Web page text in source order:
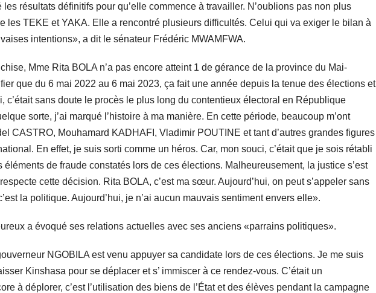
résultats définitifs pour qu’elle commence à travailler. N’oublions pas non plus
les TEKE et YAKA. Elle a rencontré plusieurs difficultés. Celui qui va exiger le bilan à
intentions», a dit le sénateur Frédéric MWAMFWA.
Mme Rita BOLA n’a pas encore atteint 1 de gérance de la province du Mai-
que du 6 mai 2022 au 6 mai 2023, ça fait une année depuis la tenue des élections et
c’était sans doute le procès le plus long du contentieux électoral en République
sorte, j’ai marqué l’histoire à ma manière. En cette période, beaucoup m’ont
CASTRO, Mouhamard KADHAFI, Vladimir POUTINE et tant d’autres grandes figures
En effet, je suis sorti comme un héros. Car, mon souci, c’était que je sois rétabli
de fraude constatés lors de ces élections. Malheureusement, la justice s’est
cette décision. Rita BOLA, c’est ma sœur. Aujourd’hui, on peut s’appeler sans
la politique. Aujourd’hui, je n’ai aucun mauvais sentiment envers elle».
a évoqué ses relations actuelles avec ses anciens «parrains politiques».
NGOBILA est venu appuyer sa candidate lors de ces élections. Je me suis
Kinshasa pour se déplacer et s’ immiscer à ce rendez-vous. C’était un
à déplorer, c’est l’utilisation des biens de l’État et des élèves pendant la campagne